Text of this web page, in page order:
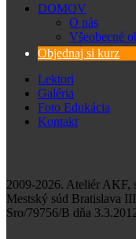
DOMOV
O nás
Všeobecné
Zásady
Objednaj si kurz
Lektori
Galéria
Foto Edukácia
Kontakt
2009-2026. Ateliér AKF,
Mestský súd Bratislava
Sro/79756/B dňa